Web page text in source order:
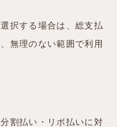
択する場合は、総支払
無理のない範囲で利用
割払い・リボ払いに対